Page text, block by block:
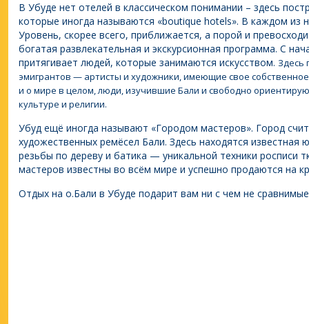
В Убуде нет отелей в классическом понимании – здесь
которые иногда называются «boutique hotels». В каждом из
Уровень, скорее всего, приближается, а порой и
богатая развлекательная и экскурсионная программа. С
притягивает людей, которые занимаются искусством. Здесь
эмигрантов — артисты и художники, имеющие свое
и о мире в целом, люди, изучившие Бали и свободно
культуре и религии.
Убуд ещё иногда называют «Городом мастеров». Город
художественных ремёсел Бали. Здесь находятся известная
резьбы по дереву и батика — уникальной техники росписи
мастеров известны во всём мире и успешно продаются на
Отдых на о.Бали в Убуде подарит вам ни с чем не